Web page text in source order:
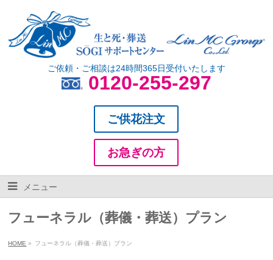
ご依頼・ご相談は24時間365日受付いたします
0120-255-297
ご供花注文
お急ぎの方
メニュー
フューネラル（葬儀・葬送）プラン
HOME » フューネラル（葬儀・葬送）プラン